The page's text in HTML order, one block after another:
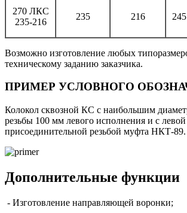
270 ЛКC
235-216
235 216
Возможно изготовление любых
техническому заданию заказчика.
ПРИМЕР УСЛОВНОГО
Колокол сквозной КС с наибольшим
резьбы 100 мм левого исполнения и с левой
присоединительной резьбой муфта НКТ-89.
Дополнительные функции
- Изготовление направляющей воронки;